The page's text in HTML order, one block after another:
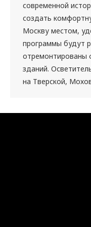
современной
создать
Москву местом,
программы будут
отремонтированы
зданий.
на Тверской,